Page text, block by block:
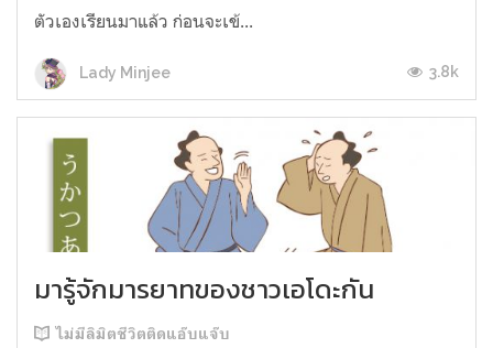
ตัวเองเรียนมาแล้ว ก่อนจะเข้...
Lady Minjee 3.8k
มารู้จักมารยาทของชาวเอโดะกัน
ไม่มีลิมิตชีวิตติดแอ๊บแจ๊บ